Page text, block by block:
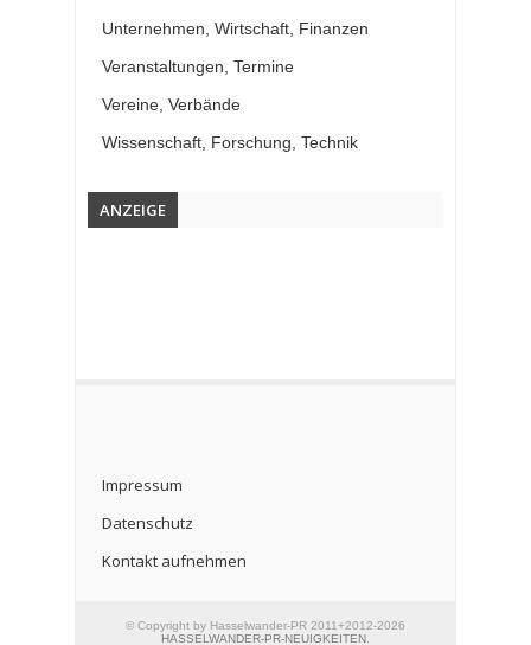
Unternehmen, Wirtschaft, Finanzen
Veranstaltungen, Termine
Vereine, Verbände
Wissenschaft, Forschung, Technik
ANZEIGE
Impressum
Datenschutz
Kontakt aufnehmen
© Copyright by Hasselwander-PR 2011+2012-2026
HASSELWANDER-PR-NEUIGKEITEN.